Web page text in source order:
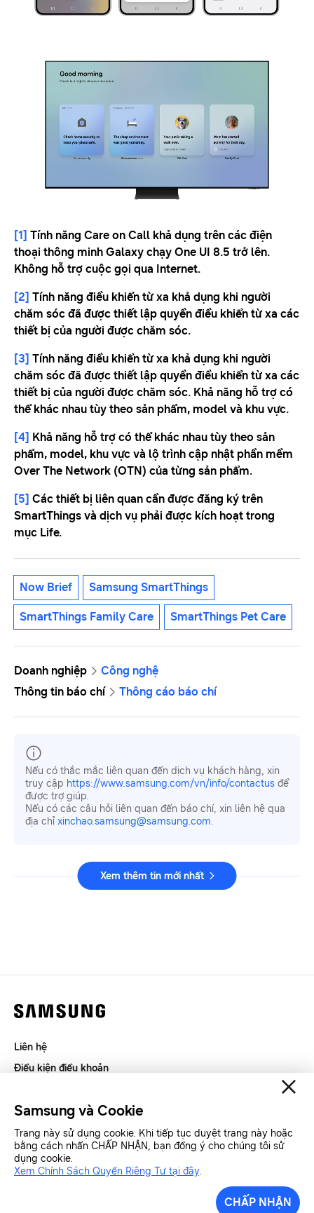
[1] Tính năng Care on Call khả dụng trên các điện
thoại thông minh Galaxy chạy One UI 8.5 trở lên.
Không hỗ trợ cuộc gọi qua Internet.
[2] Tính năng điều khiển từ xa khả dụng khi người
chăm sóc đã được thiết lập quyền điều khiển từ xa các
thiết bị của người được chăm sóc.
[3] Tính năng điều khiển từ xa khả dụng khi người
chăm sóc đã được thiết lập quyền điều khiển từ xa các
thiết bị của người được chăm sóc. Khả năng hỗ trợ có
thể khác nhau tùy theo sản phẩm, model và khu vực.
[4] Khả năng hỗ trợ có thể khác nhau tùy theo sản
phẩm, model, khu vực và lộ trình cập nhật phần mềm
Over The Network (OTN) của từng sản phẩm.
[5] Các thiết bị liên quan cần được đăng ký trên
SmartThings và dịch vụ phải được kích hoạt trong
mục Life.
Now Brief Samsung SmartThings
SmartThings Family Care SmartThings Pet Care
Doanh nghiệp
Công nghệ
Thông tin báo chí
Thông cáo báo chí
Nếu có thắc mắc liên quan đến dịch vụ khách hàng, xin
truy cập https://www.samsung.com/vn/info/contactus để
được trợ giúp.
Nếu có các câu hỏi liên quan đến báo chí, xin liên hệ qua
địa chỉ xinchao.samsung@samsung.com.
Xem thêm tin mới nhất
Liên hệ
Điều kiện điều khoản
SAMSUNG.COM
Copyright© SAMSUNG All Rights Reserved.
Samsung Xin chào
Samsung và Cookie
Trang này sử dụng cookie. Khi tiếp tục duyệt trang này hoặc
bằng cách nhấn CHẤP NHẬN, bạn đồng ý cho chúng tôi sử
dụng cookie.
Xem Chính Sách Quyền Riêng Tư tại đây.
CHẤP NHẬN